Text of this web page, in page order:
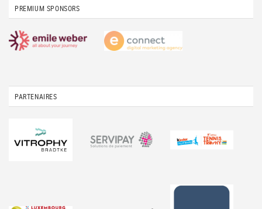
PREMIUM SPONSORS
PARTENAIRES